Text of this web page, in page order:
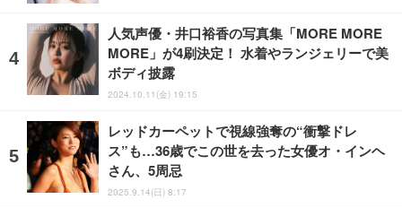
人気声優・井口裕香の写真集「MORE MORE
MORE」が4刷決定！ 水着やランジェリーで美
ボディ披露
2024.10.11(金) 19:15
レッドカーペットで視線強奪の“衝撃ドレ
ス”も…36歳でこの世を去った女優オ・インヘ
さん、5周忌
2025.9.14(日) 8:17